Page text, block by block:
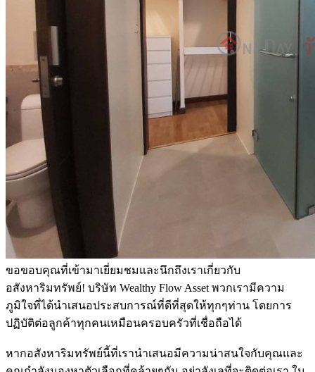
ขอขอบคุณที่เข้ามาเยี่ยมชมและนึกถึงเราเกี่ยวกับ
อสังหาริมทรัพย์! บริษัท Wealthy Flow Asset พวกเรามีความ
ภูมิใจที่ได้นำเสนอประสบการณ์ที่ดีที่สุดให้ทุกๆท่าน โดยการ
ปฏิบัติต่อลูกค้าทุกคนเหมือนครอบครัวที่เชื่อถือได้
หากอสังหาริมทรัพย์นี้ที่เรานำเสนอมีความน่าสนใจกับคุณและ